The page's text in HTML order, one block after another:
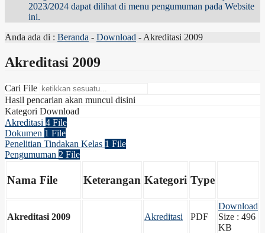
2023/2024 dapat dilihat di menu pengumuman pada Website
ini.
Anda ada di : Beranda - Download - Akreditasi 2009
Akreditasi 2009
Cari File
Hasil pencarian akan muncul disini
Kategori Download
Akreditasi 4 File
Dokumen 1 File
Penelitian Tindakan Kelas 1 File
Pengumuman 2 File
Nama File Keterangan Kategori Type
Akreditasi 2009 Akreditasi PDF
Download
Size : 496
KB